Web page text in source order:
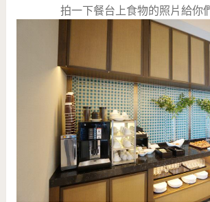
拍一下餐台上食物的照片給你